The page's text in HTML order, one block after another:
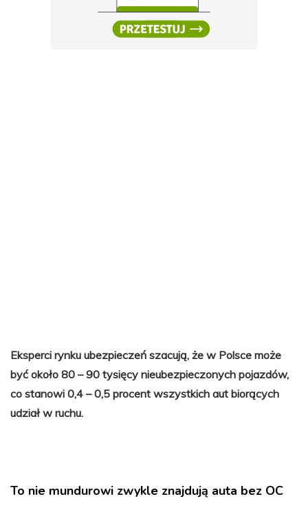
Eksperci rynku ubezpieczeń szacują, że w Polsce może
być około 80 – 90 tysięcy nieubezpieczonych pojazdów,
co stanowi 0,4 – 0,5 procent wszystkich aut biorących
udział w ruchu.
To nie mundurowi zwykle znajdują auta bez OC